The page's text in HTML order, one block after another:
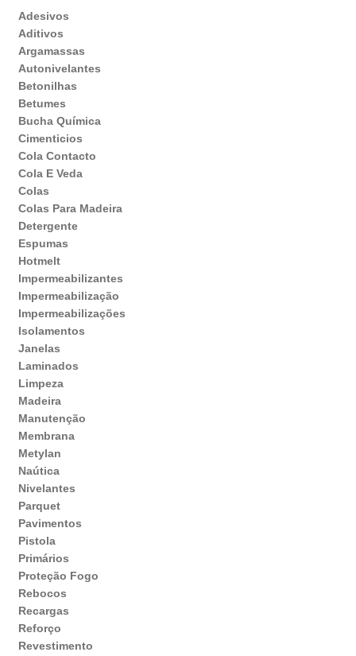
Adesivos
Aditivos
Argamassas
Autonivelantes
Betonilhas
Betumes
Bucha Química
Cimenticios
Cola Contacto
Cola E Veda
Colas
Colas Para Madeira
Detergente
Espumas
Hotmelt
Impermeabilizantes
Impermeabilização
Impermeabilizações
Isolamentos
Janelas
Laminados
Limpeza
Madeira
Manutenção
Membrana
Metylan
Naútica
Nivelantes
Parquet
Pavimentos
Pistola
Primários
Proteção Fogo
Rebocos
Recargas
Reforço
Revestimento